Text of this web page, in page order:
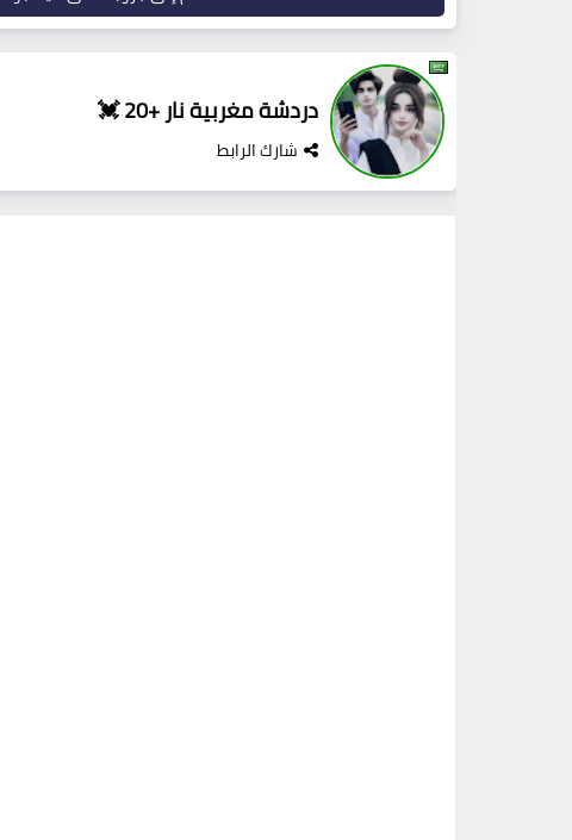
دردشة مغربية نار +20 💓
شارك الرابط